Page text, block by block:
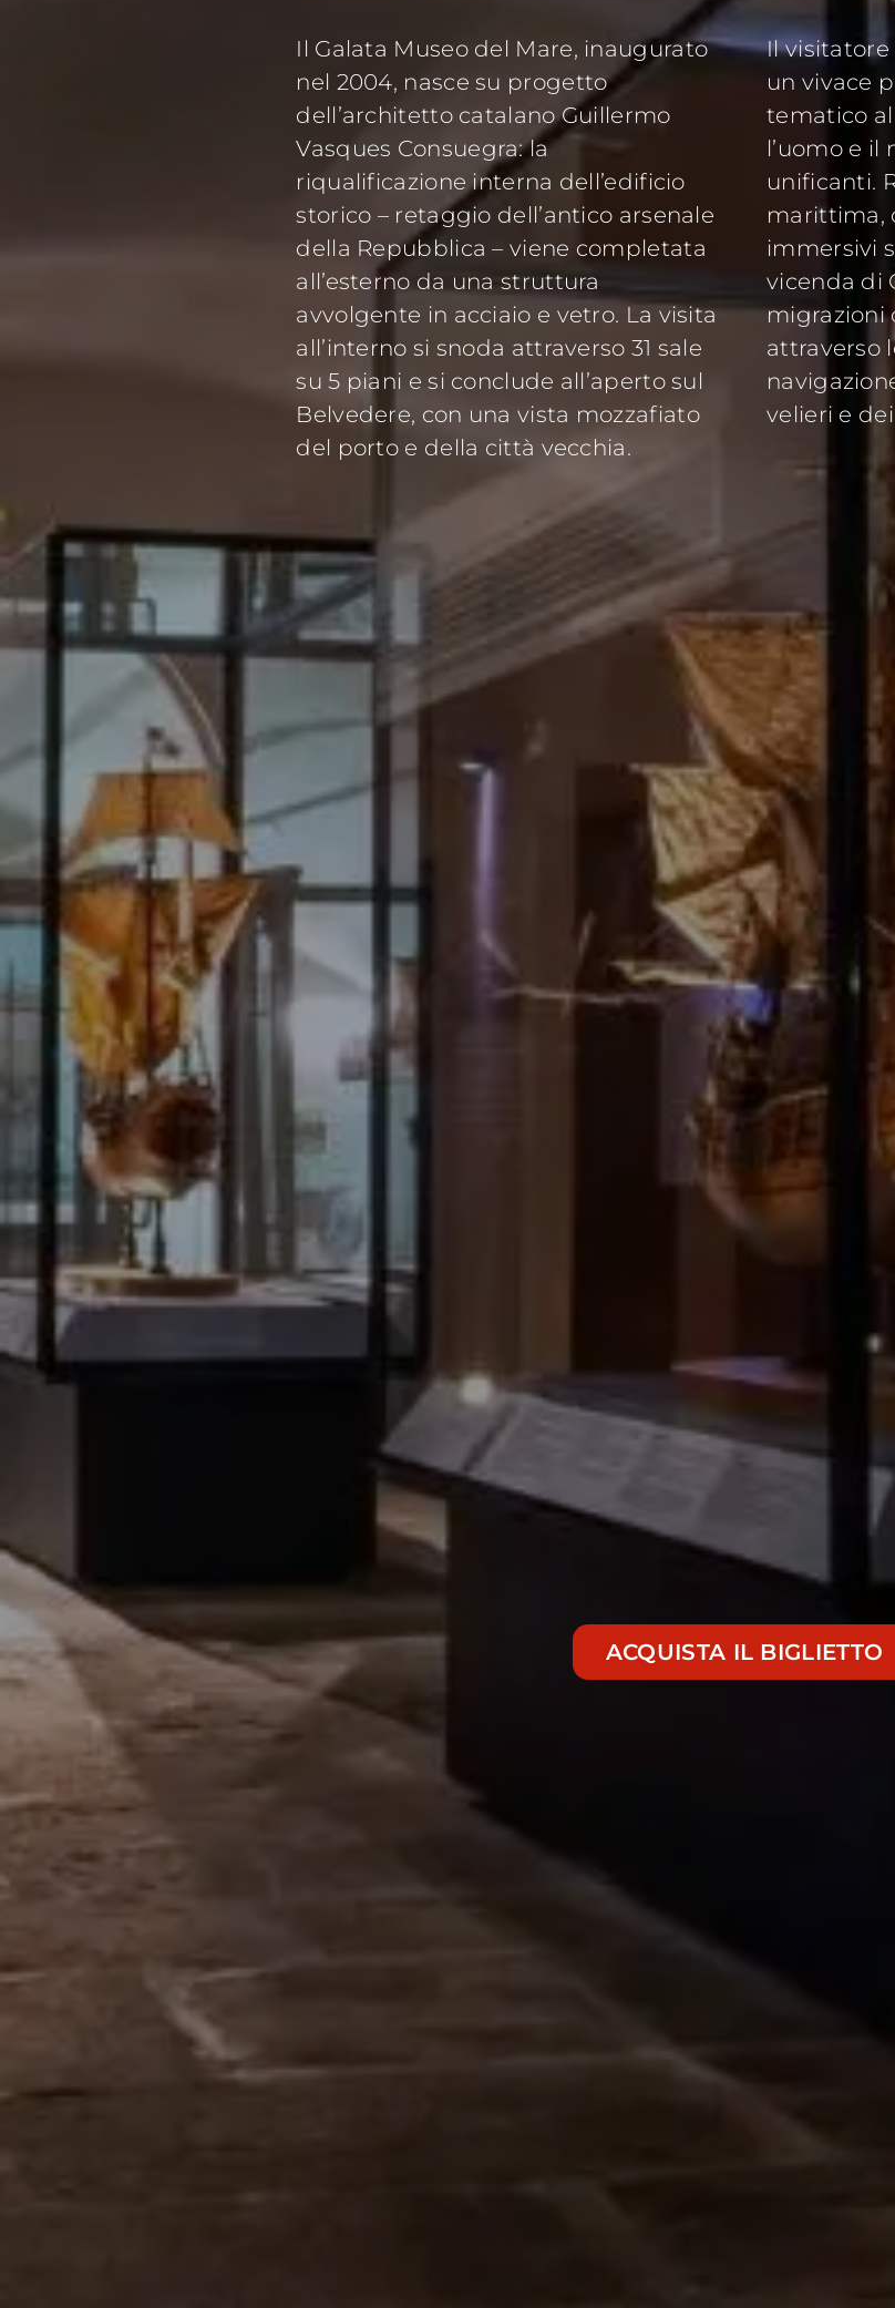
Il Galata Museo del Mare, inaugurato
nel 2004, nasce su progetto
dell’architetto catalano Guillermo
Vasques Consuegra: la
riqualificazione interna dell’edificio
storico – retaggio dell’antico arsenale
della Repubblica – viene completata
all’esterno da una struttura
avvolgente in acciaio e vetro. La visita
all’interno si snoda attraverso 31 sale
su 5 piani e si conclude all’aperto sul
Belvedere, con una vista mozzafiato
del porto e della città vecchia.
Il
un vivace
tematico
l’uomo e
unificanti.
marittima,
immersivi
vicenda di
migrazioni
attraverso
velieri e
ACQUISTA IL BIGLIETTO